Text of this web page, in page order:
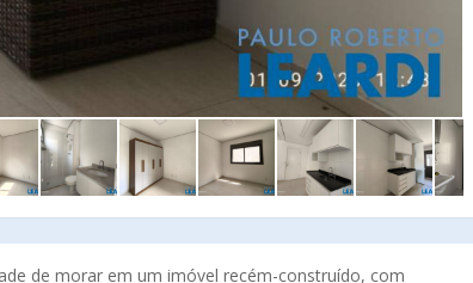
de morar em um imóvel recém-construído, com